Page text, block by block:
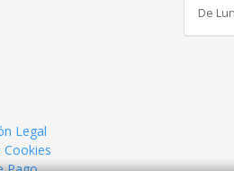
Legal
Cookies
De